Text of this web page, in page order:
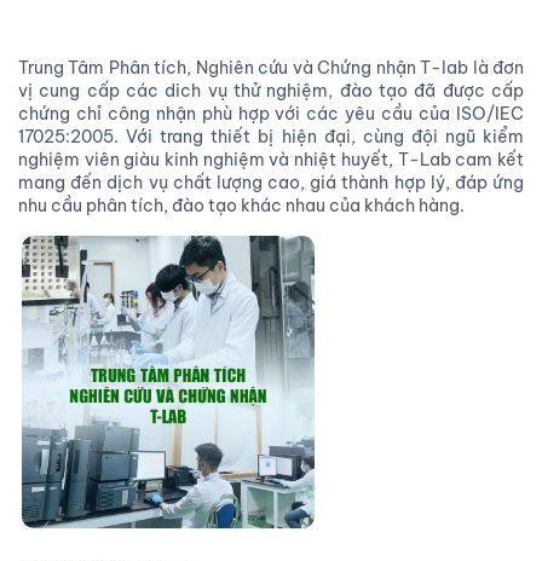
Trung Tâm Phân tích, Nghiên cứu và Chứng nhận T-lab là đơn
vị cung cấp các dich vụ thử nghiệm, đào tạo đã được cấp
chứng chỉ công nhận phù hợp với các yêu cầu của ISO/IEC
17025:2005. Với trang thiết bị hiện đại, cùng đội ngũ kiểm
nghiệm viên giàu kinh nghiệm và nhiệt huyết, T-Lab cam kết
mang đến dịch vụ chất lượng cao, giá thành hợp lý, đáp ứng
nhu cầu phân tích, đào tạo khác nhau của khách hàng.